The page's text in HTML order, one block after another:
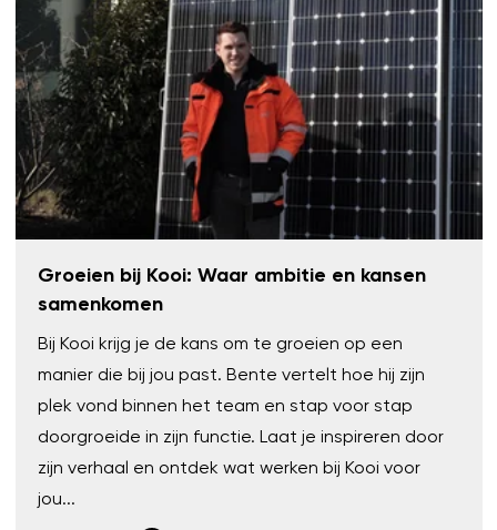
Groeien bij Kooi: Waar ambitie en kansen
samenkomen
Bij Kooi krijg je de kans om te groeien op een
manier die bij jou past. Bente vertelt hoe hij zijn
plek vond binnen het team en stap voor stap
doorgroeide in zijn functie. Laat je inspireren door
zijn verhaal en ontdek wat werken bij Kooi voor
jou...